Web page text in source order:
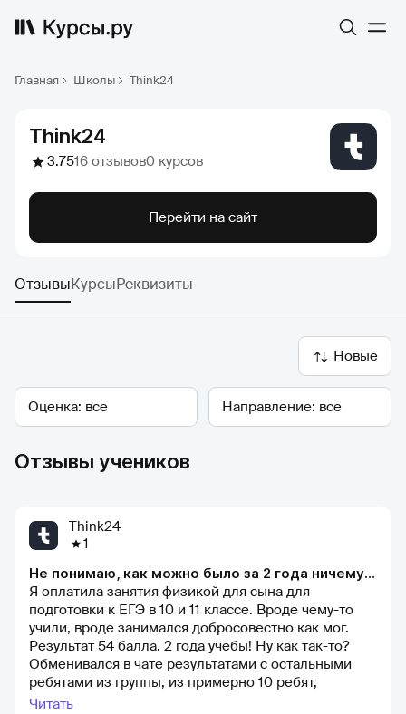
Главная Школы Think24
Think24
3.7516 отзывов0 курсов
Перейти на сайт
ОтзывыКурсыРеквизиты
Новые
Оценка Направление
Отзывы учеников
Think24
1
Не понимаю, как можно было за 2 года ничему не научить.
Я оплатила занятия физикой для сына для
подготовки к ЕГЭ в 10 и 11 классе. Вроде чему-то
учили, вроде занимался добросовестно как мог.
Результат 54 балла. 2 года учебы! Ну как так-то?
Обменивался в чате результатами с остальными
ребятами из группы, из примерно 10 ребят,
сообщивших результаты, у него второй самый
Читать